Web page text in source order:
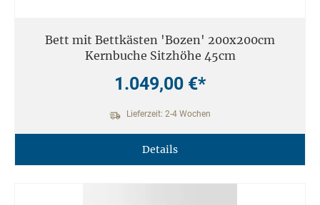
Bett mit Bettkästen 'Bozen' 200x200cm
Kernbuche Sitzhöhe 45cm
1.049,00 €*
Lieferzeit: 2-4 Wochen
Details